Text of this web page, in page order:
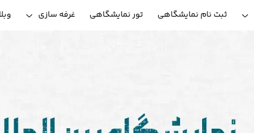
ثبت نام نمایشگاهی تور نمایشگاهی غرفه سازی